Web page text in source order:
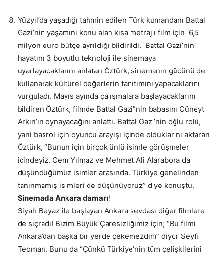
Yüzyıl’da yaşadığı tahmin edilen Türk kumandanı Battal
Gazi’nin yaşamını konu alan kısa metrajlı film için 6,5
milyon euro bütçe ayrıldığı bildirildi. Battal Gazi’nin
hayatını 3 boyutlu teknoloji ile sinemaya
uyarlayacaklarını anlatan Öztürk, sinemanın gücünü de
kullanarak kültürel değerlerin tanıtımını yapacaklarını
vurguladı. Mayıs ayında çalışmalara başlayacaklarını
bildiren Öztürk, filmde Battal Gazi”nin babasını Cüneyt
Arkın’ın oynayacağını anlattı. Battal Gazi’nin oğlu rolü,
yani başrol için oyuncu arayışı içinde olduklarını aktaran
Öztürk, “Bunun için birçok ünlü isimle görüşmeler
içindeyiz. Cem Yılmaz ve Mehmet Ali Alarabora da
düşündüğümüz isimler arasında. Türkiye genelinden
tanınmamış isimleri de düşünüyoruz” diye konuştu.
Sinemada Ankara damarı!
Siyah Beyaz ile başlayan Ankara sevdası diğer filmlere
de sıçradı! Bizim Büyük Çaresizliğimiz için; “Bu filmi
Ankara’dan başka bir yerde çekemezdim” diyor Seyfi
Teoman. Bunu da “Çünkü Türkiye’nin tüm çelişkilerini